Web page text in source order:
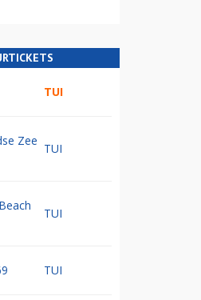
TUI
Zee
TUI
TUI
TUI